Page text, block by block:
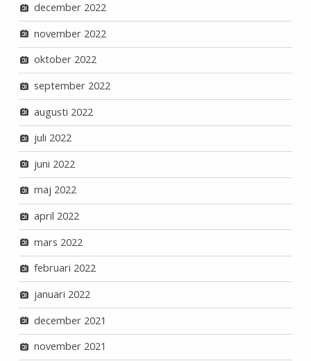
december 2022
november 2022
oktober 2022
september 2022
augusti 2022
juli 2022
juni 2022
maj 2022
april 2022
mars 2022
februari 2022
januari 2022
december 2021
november 2021